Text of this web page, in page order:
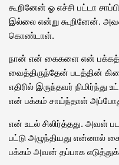
கூறினேன் ஓ எச்சி பட்டா
இல்லை என்று கூறினேன்.
கொண்டாள்.
நான் என் கைகளை என்
வைத்திருந்தேன் படத்தின்
எதிரில் இருந்தவர்
என் பக்கம் சாய்ந்தாள்
என் உடல் சிலிர்த்தது. அவள்
பட்டு அழுந்தியது என்னால்
பக்கம் அவன் தப்பாக